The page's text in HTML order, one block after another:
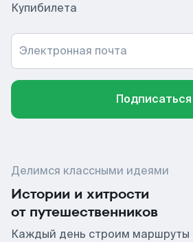
Купибилета
Электронная почта
Подписаться
Делимся классными идеями
Истории и хитрости
от путешественников
Каждый день строим маршруты